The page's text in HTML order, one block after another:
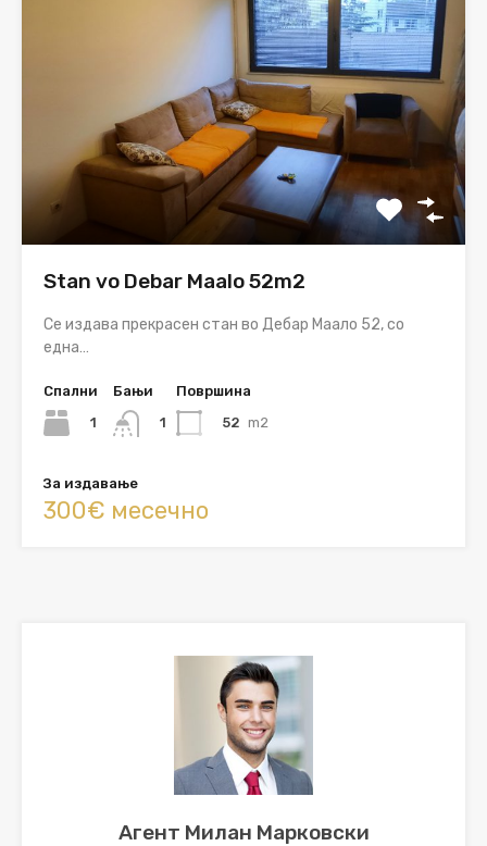
Stan vo Debar Maalo 52m2
Се издава прекрасен стан во Дебар Маало 52, со
една…
Спални
1
Бањи
1
Површина
52 m2
За издавање
300€ месечно
Агент Милан Марковски